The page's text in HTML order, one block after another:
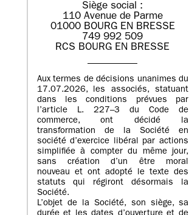
Siège social :
110 Avenue de Parme
01000 BOURG EN BRESSE
749 992 509
RCS BOURG EN BRESSE
Aux termes de décisions unanimes du
17.07.2026, les associés, statuant
dans les conditions prévues par
l’article L. 227–3 du Code de
commerce, ont décidé la
transformation de la Société en
société d’exercice libéral par actions
simplifiée à compter du même jour,
sans création d’un être moral
nouveau et ont adopté le texte des
statuts qui régiront désormais la
Société.
L’objet de la Société, son siège, sa